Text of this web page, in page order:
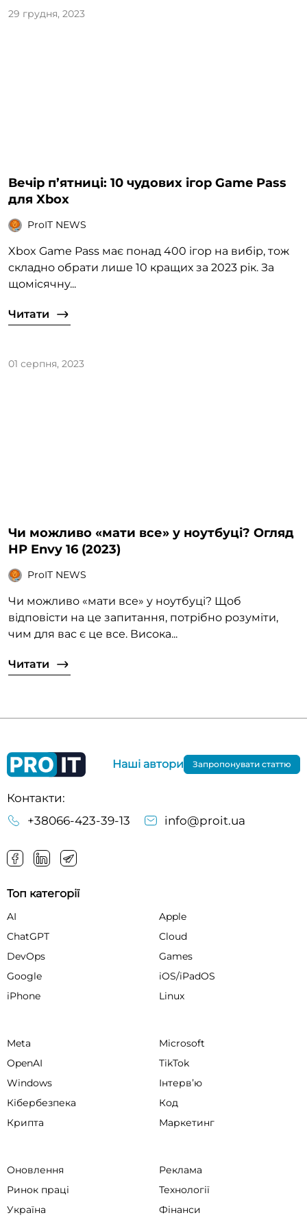
29 грудня, 2023
Вечір п’ятниці: 10 чудових ігор Game Pass
для Xbox
ProIT NEWS
Xbox Game Pass має понад 400 ігор на вибір, тож
складно обрати лише 10 кращих за 2023 рік. За
щомісячну...
Читати
01 серпня, 2023
Чи можливо «мати все» у ноутбуці? Огляд
HP Envy 16 (2023)
ProIT NEWS
Чи можливо «мати все» у ноутбуці? Щоб
відповісти на це запитання, потрібно розуміти,
чим для вас є це все. Висока...
Читати
Контакти:
+38066-423-39-13
info@proit.ua
Наші автори Запропонувати статтю
Топ категорії
AI
Apple
ChatGPT
Cloud
DevOps
Games
Google
iOS/iPadOS
iPhone
Linux
Meta
Microsoft
OpenAI
TikTok
Windows
Інтервʼю
Кібербезпека
Код
Крипта
Маркетинг
Оновлення
Реклама
Ринок праці
Технології
Україна
Фінанси